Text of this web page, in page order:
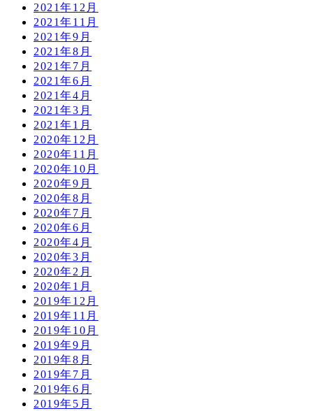
2021年12月
2021年11月
2021年9月
2021年8月
2021年7月
2021年6月
2021年4月
2021年3月
2021年1月
2020年12月
2020年11月
2020年10月
2020年9月
2020年8月
2020年7月
2020年6月
2020年4月
2020年3月
2020年2月
2020年1月
2019年12月
2019年11月
2019年10月
2019年9月
2019年8月
2019年7月
2019年6月
2019年5月